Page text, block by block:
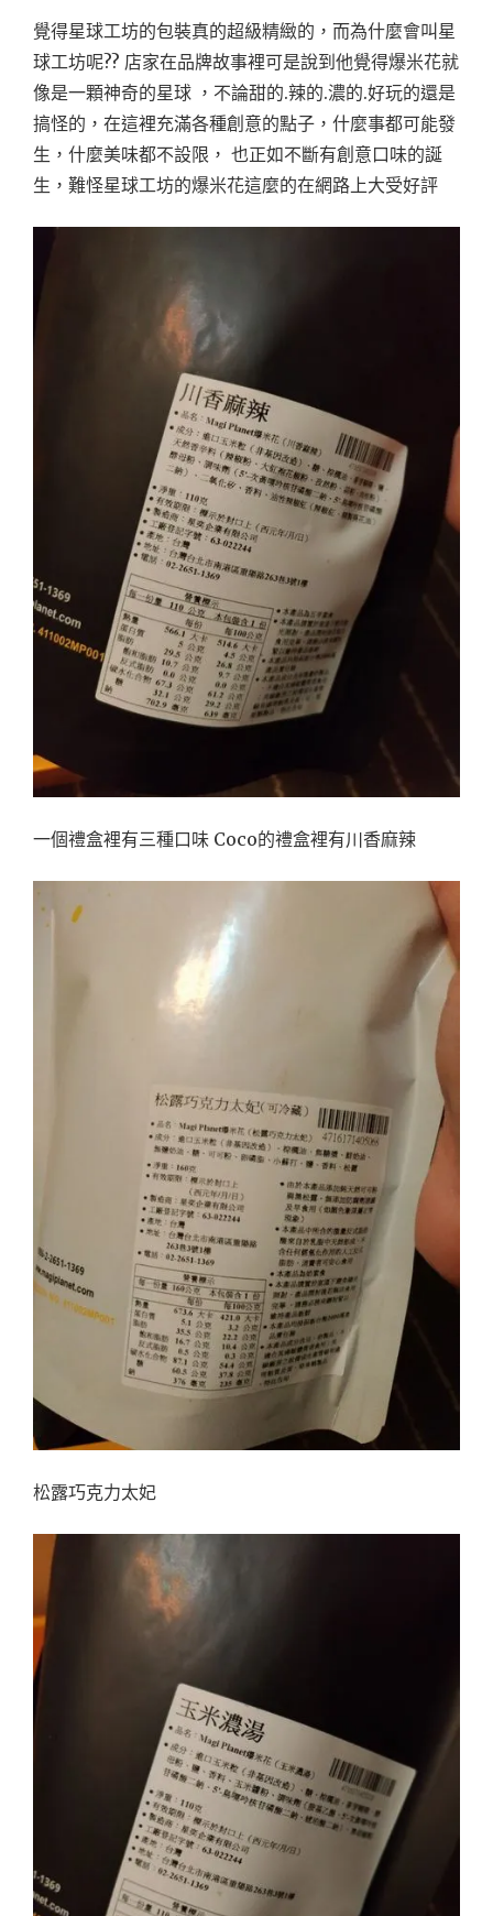
覺得星球工坊的包裝真的超級精緻的，而為什麼會叫星
球工坊呢?? 店家在品牌故事裡可是說到他覺得爆米花就
像是一顆神奇的星球 ，不論甜的.辣的.濃的.好玩的還是
搞怪的，在這裡充滿各種創意的點子，什麼事都可能發
生，什麼美味都不設限， 也正如不斷有創意口味的誕
生，難怪星球工坊的爆米花這麼的在網路上大受好評
一個禮盒裡有三種口味 Coco的禮盒裡有川香麻辣
松露巧克力太妃